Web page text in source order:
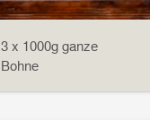
3 x 1000g ganze
Bohne